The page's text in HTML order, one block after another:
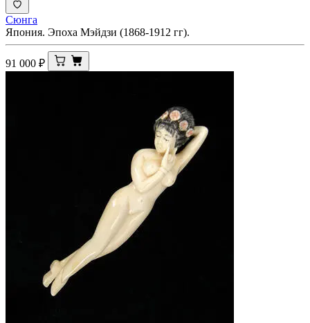
Сюнга
Япония. Эпоха Мэйдзи (1868-1912 гг).
91 000 ₽